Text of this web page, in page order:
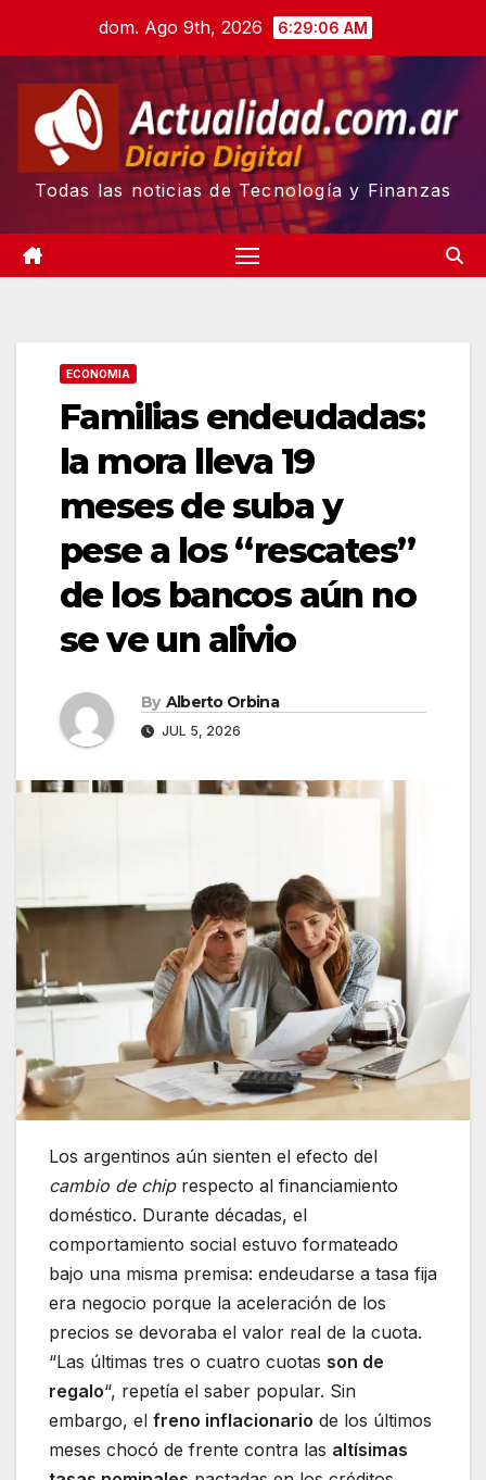
content
dom. Ago 9th, 2026 6:29:08 AM
Todas las noticias de Tecnología y Finanzas
ECONOMIA
Familias endeudadas:
la mora lleva 19
meses de suba y
pese a los “rescates”
de los bancos aún no
se ve un alivio
By Alberto Orbina
JUL 5, 2026
Los argentinos aún sienten el efecto del
cambio de chiprespecto al financiamiento
doméstico. Durante décadas, el
comportamiento social estuvo formateado
bajo una misma premisa: endeudarse a tasa fija
era negocio porque la aceleración de los
precios se devoraba el valor real de la cuota.
“Las últimas tres o cuatro cuotas son de
regalo“, repetía el saber popular. Sin
embargo, el freno inflacionario de los últimos
meses chocó de frente contra las altísimas